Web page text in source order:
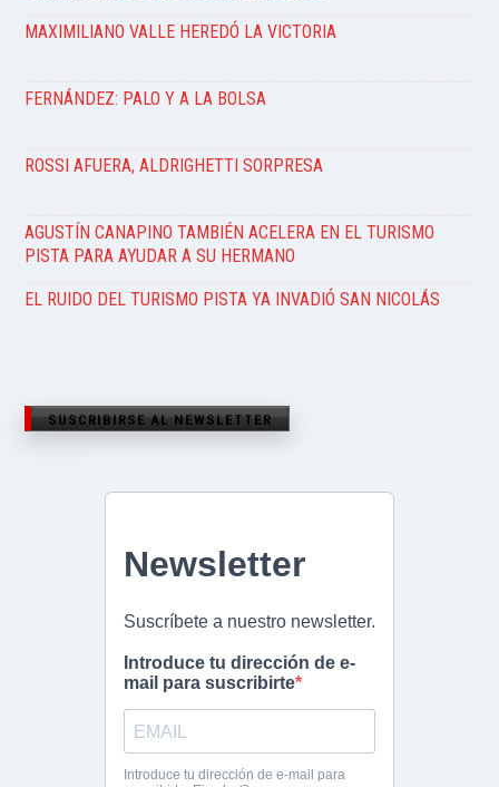
MAXIMILIANO VALLE HEREDÓ LA VICTORIA
FERNÁNDEZ: PALO Y A LA BOLSA
ROSSI AFUERA, ALDRIGHETTI SORPRESA
AGUSTÍN CANAPINO TAMBIÉN ACELERA EN EL TURISMO
PISTA PARA AYUDAR A SU HERMANO
EL RUIDO DEL TURISMO PISTA YA INVADIÓ SAN NICOLÁS
SUSCRIBIRSE AL NEWSLETTER